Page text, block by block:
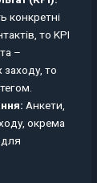
конкретні
то KPI
–
то
Анкети,
окрема
для